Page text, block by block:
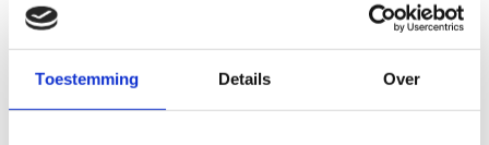
Toestemming Details Over
om uw bericht te beantwoorden en niet voor andere
doeleinden.
Uw naam (verplicht)